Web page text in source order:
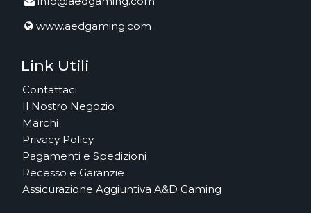
www.aedgaming.com
Link Utili
Contattaci
Il Nostro Negozio
Marchi
Privacy Policy
Pagamenti e Spedizioni
Recesso e Garanzie
Assicurazione Aggiuntiva A&D Gaming